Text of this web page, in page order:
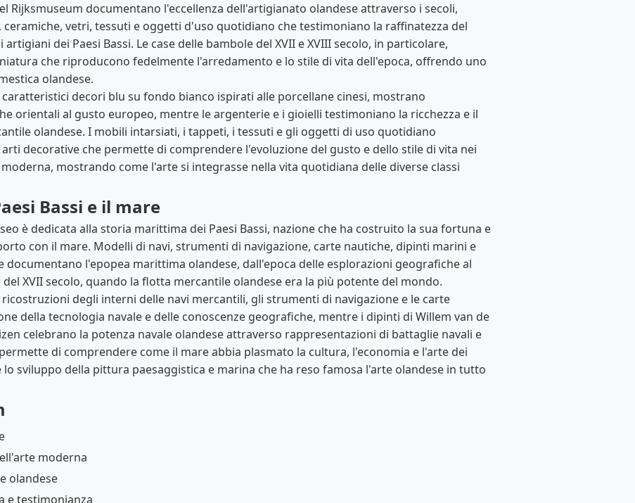
Rijksmuseum documentano l'eccellenza dell'artigianato olandese attraverso i secoli,
vetri, tessuti e oggetti d'uso quotidiano che testimoniano la raffinatezza del
dei Paesi Bassi. Le case delle bambole del XVII e XVIII secolo, in particolare,
che riproducono fedelmente l'arredamento e lo stile di vita dell'epoca, offrendo uno
olandese.
decori blu su fondo bianco ispirati alle porcellane cinesi, mostrano
orientali al gusto europeo, mentre le argenterie e i gioielli testimoniano la ricchezza e il
olandese. I mobili intarsiati, i tappeti, i tessuti e gli oggetti di uso quotidiano
decorative che permette di comprendere l'evoluzione del gusto e dello stile di vita nei
mostrando come l'arte si integrasse nella vita quotidiana delle diverse classi
Bassi e il mare
è dedicata alla storia marittima dei Paesi Bassi, nazione che ha costruito la sua fortuna e
con il mare. Modelli di navi, strumenti di navigazione, carte nautiche, dipinti marini e
l'epopea marittima olandese, dall'epoca delle esplorazioni geografiche al
XVII secolo, quando la flotta mercantile olandese era la più potente del mondo.
ricostruzioni degli interni delle navi mercantili, gli strumenti di navigazione e le carte
della tecnologia navale e delle conoscenze geografiche, mentre i dipinti di Willem van de
celebrano la potenza navale olandese attraverso rappresentazioni di battaglie navali e
di comprendere come il mare abbia plasmato la cultura, l'economia e l'arte dei
lo sviluppo della pittura paesaggistica e marina che ha reso famosa l'arte olandese in tutto
moderna
olandese
e testimonianza